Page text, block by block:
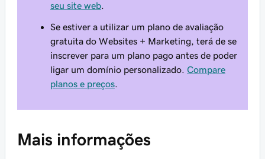
seu site web.
Se estiver a utilizar um plano de avaliação
gratuita do Websites + Marketing, terá de se
inscrever para um plano pago antes de poder
ligar um domínio personalizado. Compare
planos e preços.
Mais informações